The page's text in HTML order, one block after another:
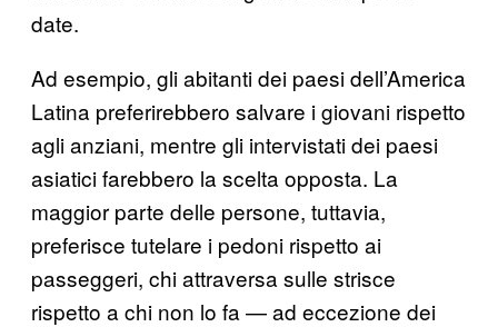
date.
Ad esempio, gli abitanti dei paesi dell’America
Latina preferirebbero salvare i giovani rispetto
agli anziani, mentre gli intervistati dei paesi
asiatici farebbero la scelta opposta. La
maggior parte delle persone, tuttavia,
preferisce tutelare i pedoni rispetto ai
passeggeri, chi attraversa sulle strisce
rispetto a chi non lo fa — ad eccezione dei